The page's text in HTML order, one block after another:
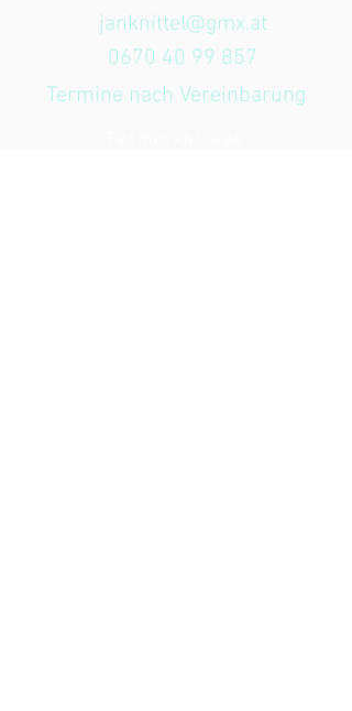
janknittel@gmx.at
0670 40 99 857
Termine nach Vereinbarung